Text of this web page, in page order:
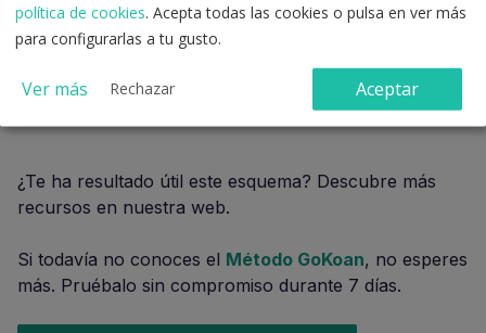
Descargar Esquema de la Deuda
Tributaria
¿Te ha resultado útil este esquema? Descubre más
recursos en nuestra web.
Si todavía no conoces el Método GoKoan, no esperes
más. Pruébalo sin compromiso durante 7 días.
política de cookies. Acepta todas las cookies o pulsa en ver más
para configurarlas a tu gusto.
Ver más Rechazar Aceptar